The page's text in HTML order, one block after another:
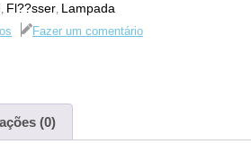
, Fl??sser, Lampada
Fazer um comentário
(0)